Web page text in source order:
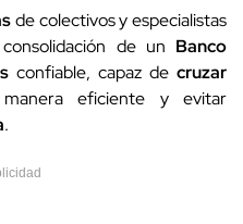
de colectivos y especialistas
de un Banco
confiable, capaz de cruzar
eficiente y evitar
.